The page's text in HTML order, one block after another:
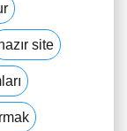
hazır site